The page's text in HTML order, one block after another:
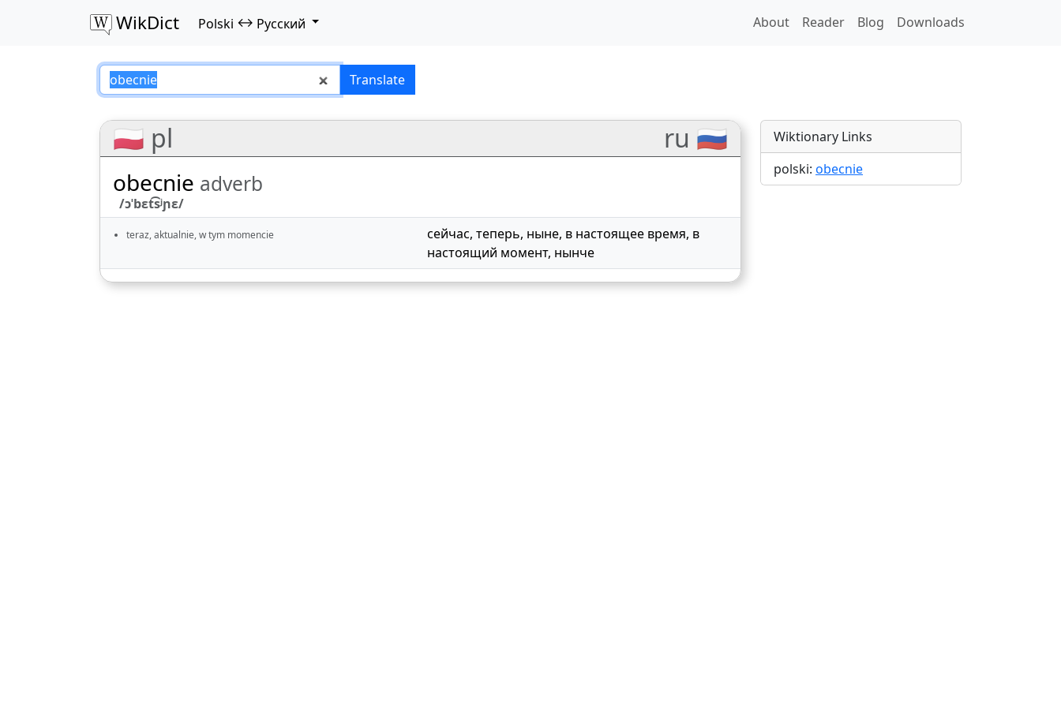
WikDict Polski ↔ Русский About Reader Blog Downloads
obecnie – Polski–Русский translations
Translate
🇵🇱 pl ru 🇷🇺
obecnie adverb
/ɔˈbɛt͡sʲɲɛ/
teraz, aktualnie, w tym momencie сейчас, теперь, ныне, в настоящее время, в
настоящий момент, нынче
Wiktionary Links
polski: obecnie